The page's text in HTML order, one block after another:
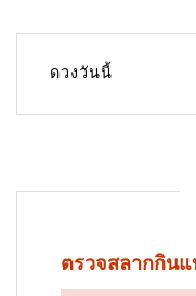
ดวงวันนี้